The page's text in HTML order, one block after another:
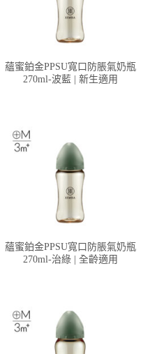
蘊蜜鉑金PPSU寬口防脹氣奶瓶
270ml-波藍 | 新生適用
蘊蜜鉑金PPSU寬口防脹氣奶瓶
270ml-治綠 | 全齡適用